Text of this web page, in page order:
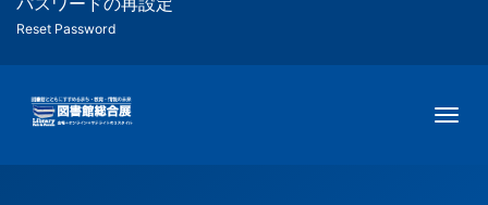
ー
用
メ
Reset Password